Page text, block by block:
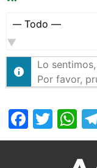
Mostrar:
Lo
Por favor,